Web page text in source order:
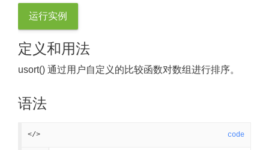
运行实例
定义和用法
usort() 通过用户自定义的比较函数对数组进行排序。
语法
</> code